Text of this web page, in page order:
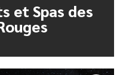
et Spas des